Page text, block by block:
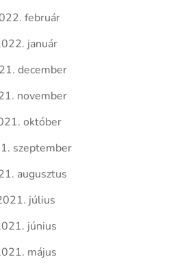
február
január
december
november
október
szeptember
augusztus
július
június
május